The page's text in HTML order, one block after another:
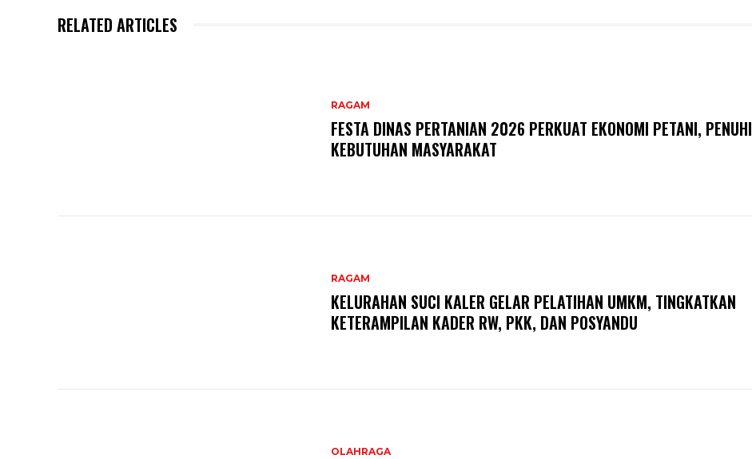
RELATED ARTICLES
RAGAM
FESTA DINAS PERTANIAN 2026 PERKUAT EKONOMI PETANI, PENUHI
KEBUTUHAN MASYARAKAT
RAGAM
KELURAHAN SUCI KALER GELAR PELATIHAN UMKM, TINGKATKAN
KETERAMPILAN KADER RW, PKK, DAN POSYANDU
OLAHRAGA